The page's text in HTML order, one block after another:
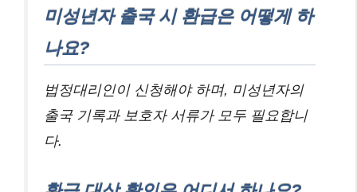
미성년자 출국 시 환급은 어떻게 하
나요?
법정대리인이 신청해야 하며, 미성년자의
출국 기록과 보호자 서류가 모두 필요합니
다.